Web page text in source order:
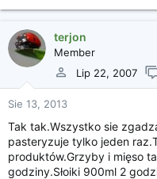
terjon
Member
Lip 22, 2007
Sie 13, 2013
Tak tak.Wszystko sie
pasteryzuje tylko jeden
produktów.Grzyby i mięso
godziny.Słoiki 900ml 2